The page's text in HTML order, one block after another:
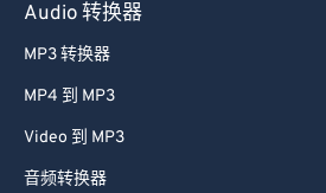
Audio 转换器
MP3 转换器
MP4 到 MP3
Video 到 MP3
音频转换器